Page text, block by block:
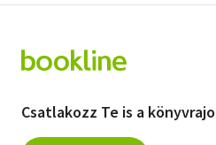
Csatlakozz Te is a